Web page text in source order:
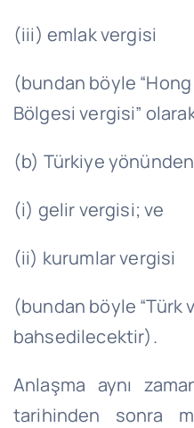
(iii) emlak vergisi
(bundan böyle
Bölgesi vergisi”
(b) Türkiye
(i) gelir vergisi; ve
(ii) kurumlar vergisi
(bundan böyle “Türk
bahsedilecektir).
Anlaşma aynı
tarihinden sonra